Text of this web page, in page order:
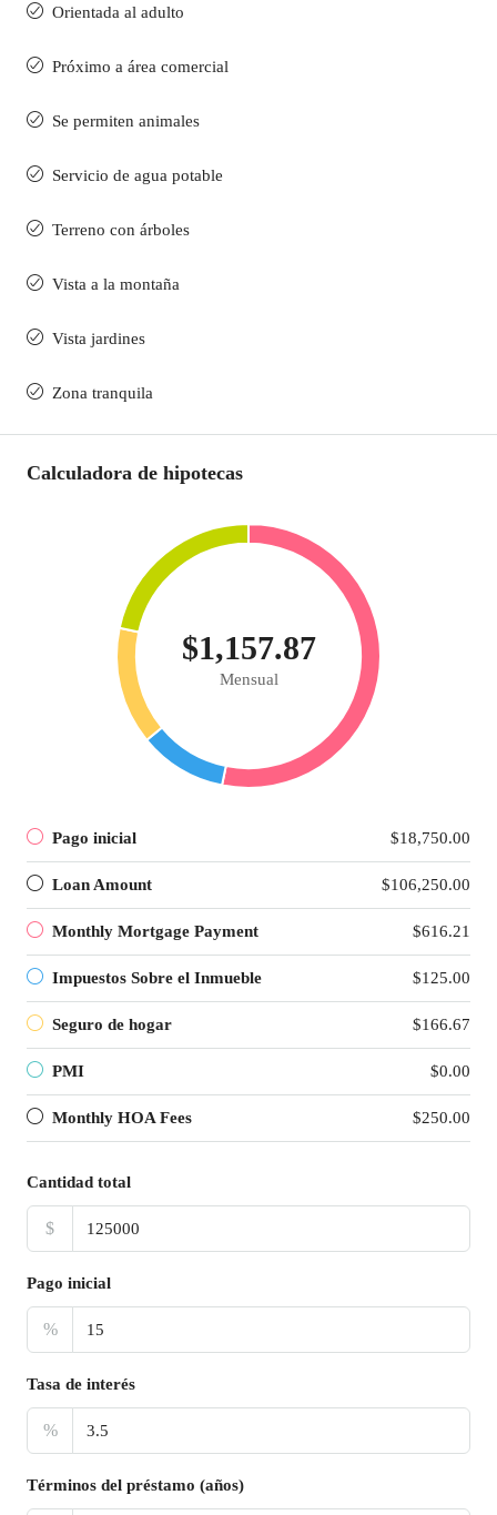
Orientada al adulto
Próximo a área comercial
Se permiten animales
Servicio de agua potable
Terreno con árboles
Vista a la montaña
Vista jardines
Zona tranquila
Calculadora de hipotecas
$1,157.87
Mensual
Pago inicial $18,750.00
Loan Amount $106,250.00
Monthly Mortgage Payment $616.21
Impuestos Sobre el Inmueble $125.00
Seguro de hogar $166.67
PMI $0.00
Monthly HOA Fees $250.00
Cantidad total
$
Pago inicial
%
Tasa de interés
%
Términos del préstamo (años)